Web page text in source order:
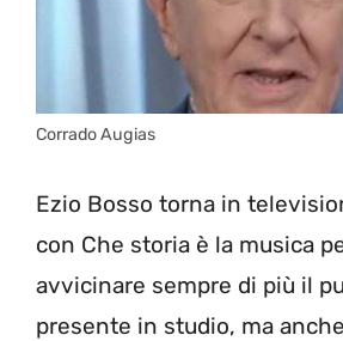
Corrado Augias
Ezio Bosso torna in
con Che storia è la musica
avvicinare sempre di più il
presente in studio, ma